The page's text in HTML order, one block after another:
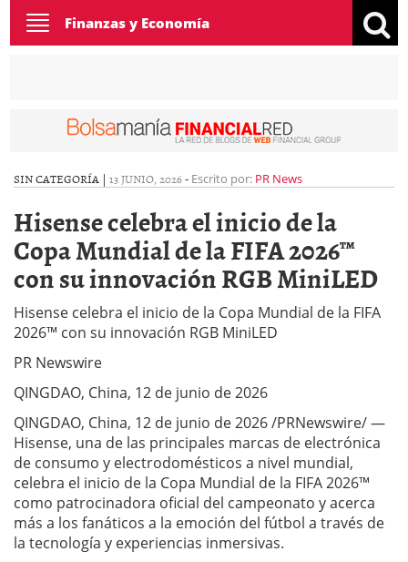
Toggle
navigation
Finanzas y Economía
SIN CATEGORÍA | 13 JUNIO, 2026- Escrito por: PR News
Hisense celebra el inicio de la
Copa Mundial de la FIFA 2026™
con su innovación RGB MiniLED
Hisense celebra el inicio de la Copa Mundial de la FIFA
2026™ con su innovación RGB MiniLED
PR Newswire
QINGDAO, China, 12 de junio de 2026
QINGDAO, China, 12 de junio de 2026 /PRNewswire/ —
Hisense, una de las principales marcas de electrónica
de consumo y electrodomésticos a nivel mundial,
celebra el inicio de la Copa Mundial de la FIFA 2026™
como patrocinadora oficial del campeonato y acerca
más a los fanáticos a la emoción del fútbol a través de
la tecnología y experiencias inmersivas.